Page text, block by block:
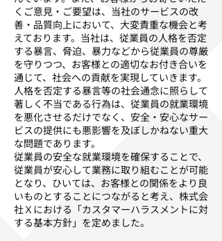
くご意見・ご要望は、当社のサービスの改
善・品質向上において、大変貴重な機会と考
えております。当社は、従業員の人格を否定
する暴言、脅迫、暴力などから従業員の尊厳
を守りつつ、お客様との適切なお付き合いを
通じて、社会への貢献を実現していきます。
人格を否定する暴言等の社会通念に照らして
著しく不当である行為は、従業員の就業環境
を悪化させるだけでなく、安全・安心なサー
ビスの提供にも悪影響を及ぼしかねない重大
な問題であります。
従業員の安全な就業環境を確保することで、
従業員が安心して業務に取り組むことが可能
となり、ひいては、お客様との関係をより良
いものとすることにつながると考え、株式会
社Ｘにおける「カスタマーハラスメントに対
する基本方針」を定めました。